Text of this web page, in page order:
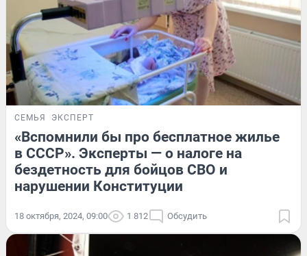
СЕМЬЯ ЭКСПЕРТ
«Вспомнили бы про бесплатное жилье
в СССР». Эксперты — о налоге на
бездетность для бойцов СВО и
нарушении Конституции
18 октября, 2024, 09:00 1 812 Обсудить